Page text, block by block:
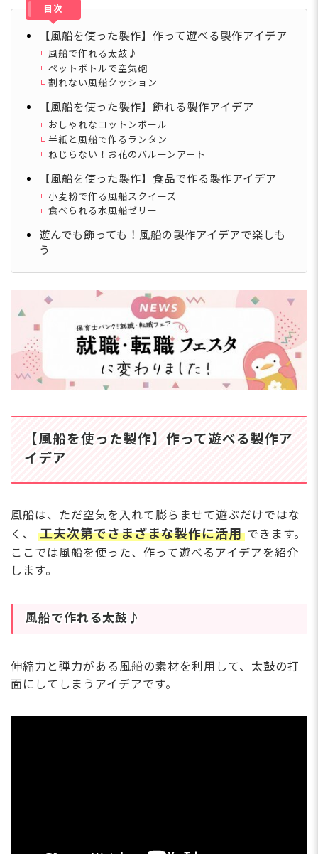
目次
【風船を使った製作】作って遊べる製作アイデア
風船で作れる太鼓♪
ペットボトルで空気砲
割れない風船クッション
【風船を使った製作】飾れる製作アイデア
おしゃれなコットンボール
半紙と風船で作るランタン
ねじらない！お花のバルーンアート
【風船を使った製作】食品で作る製作アイデア
小麦粉で作る風船スクイーズ
食べられる水風船ゼリー
遊んでも飾っても！風船の製作アイデアで楽しも
う
【風船を使った製作】作って遊べる製作ア
イデア
風船は、ただ空気を入れて膨らませて遊ぶだけではな
く、
工夫次第でさまざまな製作に活用 できます。
ここでは風船を使った、作って遊べるアイデアを紹介
します。
風船で作れる太鼓♪
伸縮力と弾力がある風船の素材を利用して、太鼓の打
面にしてしまうアイデアです。